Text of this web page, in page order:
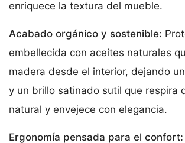
enriquece la textura del mueble.
Acabado orgánico y sostenible:
embellecida con aceites naturales
madera desde el interior, dejando
y un brillo satinado sutil que respira
natural y envejece con elegancia.
Ergonomía pensada para el confort: